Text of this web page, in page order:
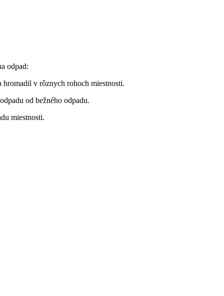
odpad:
hromadil v rôznych rohoch miestnosti.
od bežného odpadu.
miestnosti.